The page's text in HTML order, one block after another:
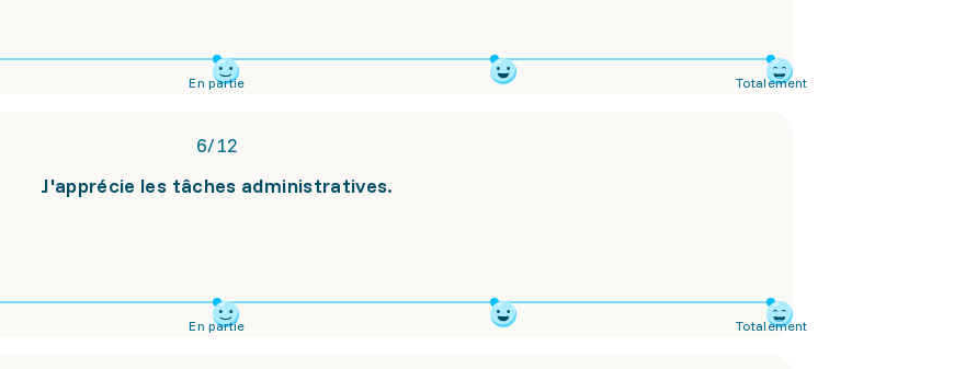
En partie Totalement
6/12
J'apprécie les tâches administratives.
En partie Totalement